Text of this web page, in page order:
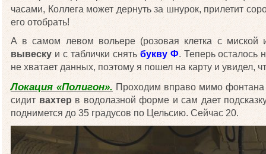
часами, Коллега может дернуть за шнурок, прилетит
его отобрать!
А в самом левом вольере (розовая клетка с миской
вывеску и с таблички снять букву Ф. Теперь осталось
не хватает данных, поэтому я пошел на карту и увидел,
Локация «Полигон». Проходим вправо мимо фонтана
сидит вахтер в водолазной форме и сам дает
поднимется до 35 градусов по Цельсию. Сейчас 20.